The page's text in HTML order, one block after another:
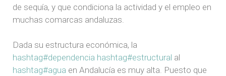
de sequía, y que condiciona la actividad y el empleo en
muchas comarcas andaluzas.
Dada su estructura económica, la
hashtag#dependencia hashtag#estructural al
hashtag#agua en Andalucía es muy alta. Puesto que